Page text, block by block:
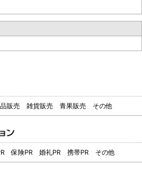
販売 雑貨販売 青果販売 その他
保険PR 婚礼PR 携帯PR その他